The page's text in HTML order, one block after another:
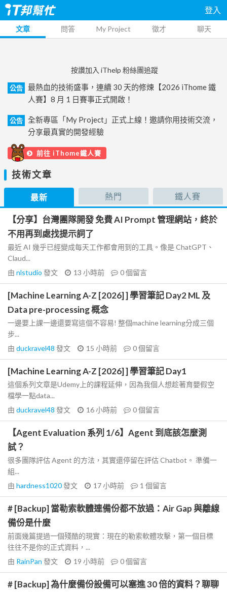
登入
文章 問答 My Project 徵才 聊天
按讚加入 iThelp 粉絲團追蹤
公告
最熱血的技術盛事，連續 30 天的修煉【2026 iThome 鐵
人賽】8 月 1 日賽事正式開啟！
公告
全新專區「My Project」正式上線！邀請你用技術交流，
分享最真實的開發經驗
前往 iThome鐵人賽
技術文章
最新 熱門 鐵人賽
【分享】台灣團隊開發 免費 AI Prompt 管理網站，終於
不用再到處找提示詞了
最近 AI 幾乎已經變成每天工作都會用到的工具。像是 ChatGPT、
Claud...
由 nlstudio 發文 13 小時前 0個留言
[Machine Learning A-Z [2026] ] 學習筆記 Day2 ML 及
Data pre-processing 概念
一邊要上課一邊還要寫這個不容易! 整個machine learning分成三個
步...
由 duckravel48 發文 15 小時前 0個留言
[Machine Learning A-Z [2026] ] 學習筆記 Day1
這個系列文章是Udemy上的課程延伸，因為我個人想趁著育嬰假空
檔學一點data...
由 duckravel48 發文 16 小時前 0個留言
【Agent Evaluation 系列 1/6】Agent 到底該怎麼測
試？
很多團隊評估 Agent 的方法，其實還停留在評估 Chatbot。 準備一
組...
由 hardness1020發文 17 小時前 1 個留言
# [Backup] 當勒索軟體連備份都不放過：Air Gap 與離線
備份是什麼
前面幾篇提過一個殘酷的現實：現在的勒索軟體攻擊，第一個目標
往往不是你的正式資料，...
由 RainPan 發文 19 小時前 0個留言
# [Backup] 為什麼備份設備可以塞進 30 倍的資料？聊聊